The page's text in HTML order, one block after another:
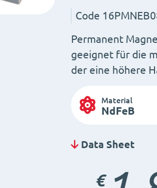
Code
Permanent
geeignet für die
der eine höhere
Material
NdFeB
Data Sheet
€